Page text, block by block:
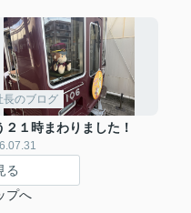
長のブログ
２１時まわりました！
る
プへ